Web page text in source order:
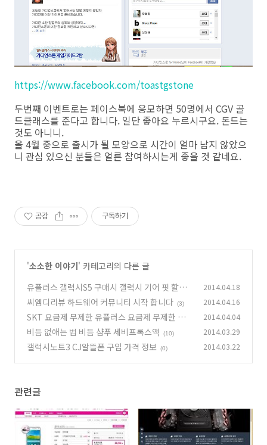
https://www.facebook.com/toastgstone
두번째 이벤트로는 페이스북에 응모하면 50명에서 CGV 골
드클래스를 준다고 합니다. 일단 좋아요 누르시구요. 돈드는
것도 아니니.
올 4월 중으로 출시가 될 모양으로 시간이 얼마 남지 않았으
니 관심 있으신 분들은 얼른 참여하시는게 좋을 것 같네요.
공감 구독하기
'소소한 이야기' 카테고리의 다른 글
유플러스 갤럭시S5 구매시 갤럭시 기어 핏 할인
이벤트
(4)
2014.04.18
씨엠디리뷰 하드웨어 커뮤니티 시작 합니다 (3) 2014.04.16
SKT 요금제 무제한 유플러스 요금제 무제한 요
금제 비교
(6)
2014.04.04
비듬 없애는 법 비듬 샴푸 세비프록스액 (10) 2014.03.29
갤럭시노트3 CJ알뜰폰 구입 가격 정보 (0) 2014.03.22
관련글